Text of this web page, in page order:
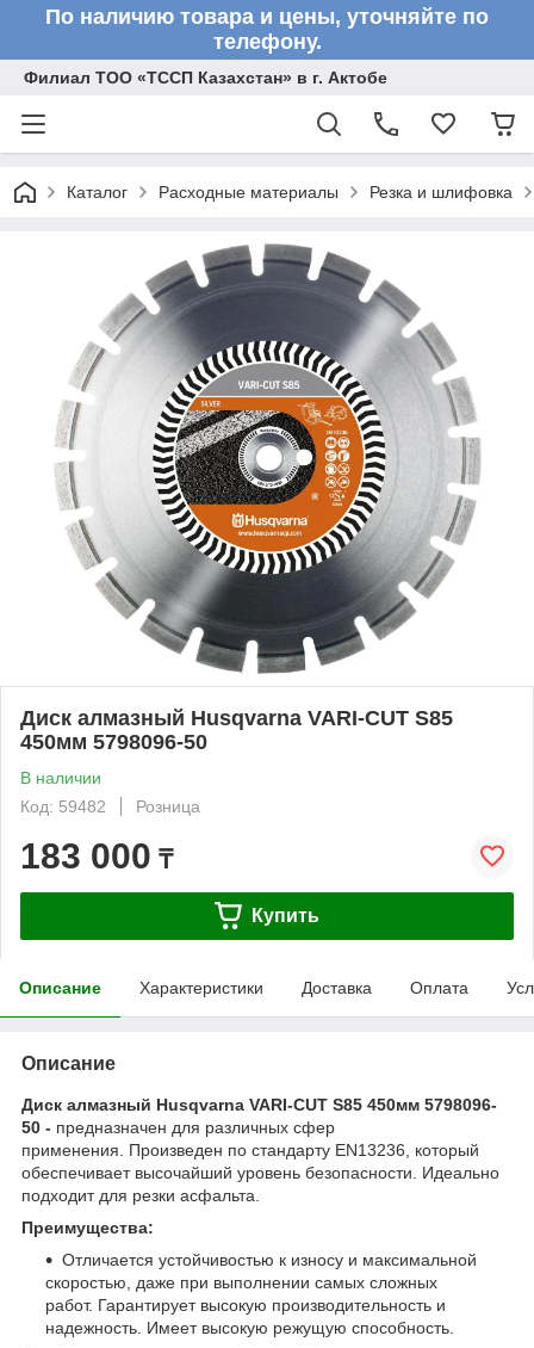
По наличию товара и цены, уточняйте по
телефону.
Филиал ТОО «ТССП Казахстан» в г. Актобе
Каталог Расходные материалы Резка и шлифовка
Диск алмазный Husqvarna VARI-CUT S85
450мм 5798096-50
В наличии
Код: 59482
Розница
183 000 ₸
Купить
Описание Характеристики Доставка Оплата
Описание
Диск алмазный Husqvarna VARI-CUT S85 450мм 5798096-
50 - предназначен для различных сфер
применения. Произведен по стандарту EN13236, который
обеспечивает высочайший уровень безопасности. Идеально
подходит для резки асфальта.
Преимущества:
Отличается устойчивостью к износу и максимальной
скоростью, даже при выполнении самых сложных
работ. Гарантирует высокую производительность и
надежность. Имеет высокую режущую способность.